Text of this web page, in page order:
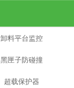
卸料平台监控
黑匣子防碰撞
超载保护器